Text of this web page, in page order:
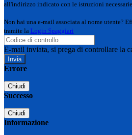
all'indirizzo indicato con le istruzioni
Non hai una e-mail associata al nome utente?
tramite la Login Spaggiari
E-mail inviata, si prega di controllare la
Errore
Chiudi
Successo
Chiudi
Informazione